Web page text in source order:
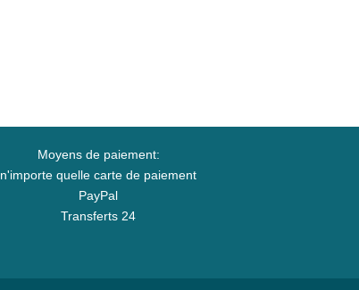
Moyens de paiement:
n'importe quelle carte de paiement
PayPal
Transferts 24